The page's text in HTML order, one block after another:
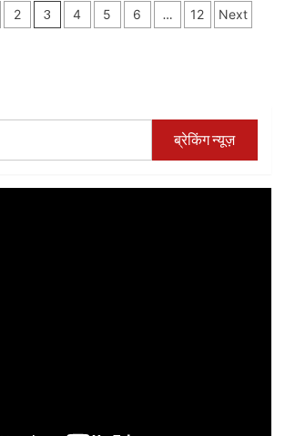
मंत्री
मुंडियन
दिवस
समारोह
2 3 4 5 6 … 12 Next
ब्रेकिंग न्यूज़